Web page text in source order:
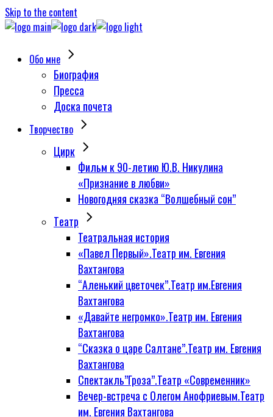
Skip to the content
Обо мне
Биография
Пресса
Доска почета
Творчество
Цирк
Фильм к 90-летию Ю.В. Никулина
«Признание в любви»
Новогодняя сказка “Волшебный сон”
Tеатр
Театральная история
«Павел Первый».Театр им. Евгения
Вахтангова
“Аленький цветочек”.Театр им.Евгения
Вахтангова
«Давайте негромко».Театр им. Евгения
Вахтангова
“Сказка о царе Салтане”.Театр им. Евгения
Вахтангова
Спектакль”Гроза”.Театр «Современник»
Вечер-встреча с Олегом Анофриевым.Театр
им. Евгения Вахтангова